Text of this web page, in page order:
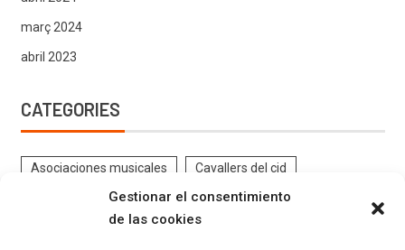
Gestionar el consentimiento
de las cookies
març 2024
abril 2023
CATEGORIES
Asociaciones musicales Cavallers del cid
Contrabandistes CRÒNIQUES DE FESTES